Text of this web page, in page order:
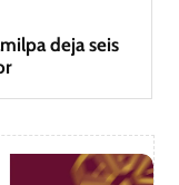
deja seis